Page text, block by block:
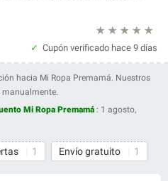
★
★
★
★
★
Cupón verificado hace 9 días
hacia Mi Ropa Premamá. Nuestros
Mi Ropa Premamá : 1 agosto,
1 Envío gratuito 1